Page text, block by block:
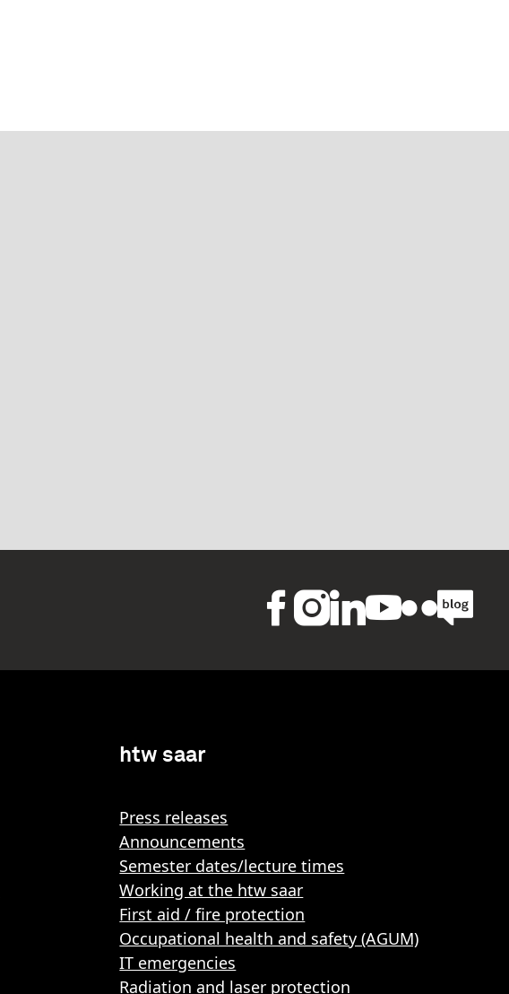
htw saar
Press releases
Announcements
Semester dates/lecture times
Working at the htw saar
First aid / fire protection
Occupational health and safety (AGUM)
IT emergencies
Radiation and laser protection